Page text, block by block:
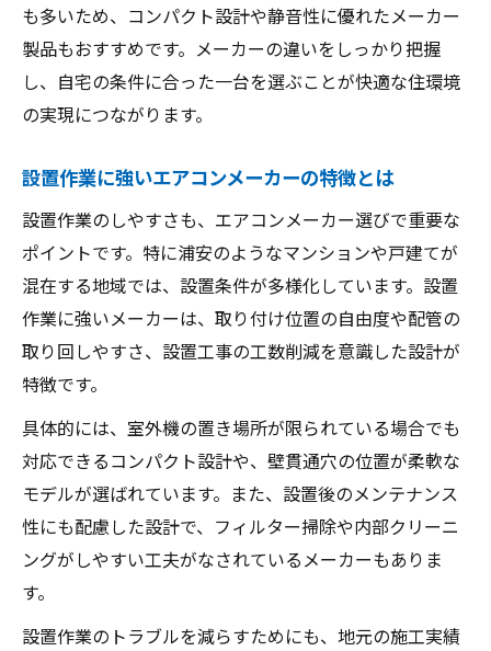
も多いため、コンパクト設計や静音性に優れたメーカー
製品もおすすめです。メーカーの違いをしっかり把握
し、自宅の条件に合った一台を選ぶことが快適な住環境
の実現につながります。
設置作業に強いエアコンメーカーの特徴とは
設置作業のしやすさも、エアコンメーカー選びで重要な
ポイントです。特に浦安のようなマンションや戸建てが
混在する地域では、設置条件が多様化しています。設置
作業に強いメーカーは、取り付け位置の自由度や配管の
取り回しやすさ、設置工事の工数削減を意識した設計が
特徴です。
具体的には、室外機の置き場所が限られている場合でも
対応できるコンパクト設計や、壁貫通穴の位置が柔軟な
モデルが選ばれています。また、設置後のメンテナンス
性にも配慮した設計で、フィルター掃除や内部クリーニ
ングがしやすい工夫がなされているメーカーもありま
す。
設置作業のトラブルを減らすためにも、地元の施工実績